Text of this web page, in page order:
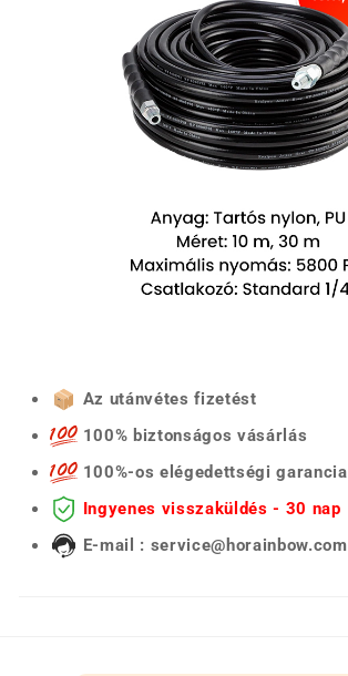
Az utánvétes fizetést
100% biztonságos vásárlás
100%-os elégedettségi garancia
Ingyenes visszaküldés - 30 nap
E-mail : service@horainbow.com